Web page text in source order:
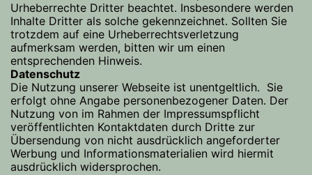
Urheberrechte Dritter beachtet. Insbesondere werden
Inhalte Dritter als solche gekennzeichnet. Sollten Sie
trotzdem auf eine Urheberrechtsverletzung
aufmerksam werden, bitten wir um einen
entsprechenden Hinweis.
Datenschutz
Die Nutzung unserer Webseite ist unentgeltlich. Sie
erfolgt ohne Angabe personenbezogener Daten. Der
Nutzung von im Rahmen der Impressumspflicht
veröffentlichten Kontaktdaten durch Dritte zur
Übersendung von nicht ausdrücklich angeforderter
Werbung und Informationsmaterialien wird hiermit
ausdrücklich widersprochen.